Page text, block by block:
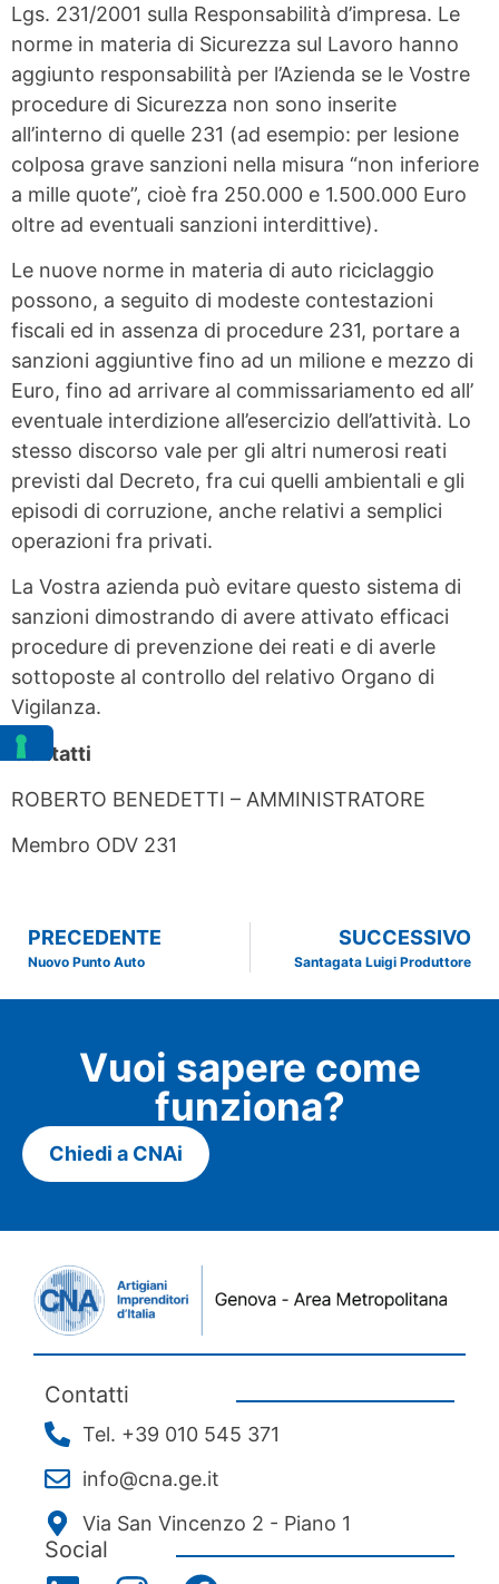
Lgs. 231/2001 sulla Responsabilità d’impresa. Le
norme in materia di Sicurezza sul Lavoro hanno
aggiunto responsabilità per l’Azienda se le Vostre
procedure di Sicurezza non sono inserite
all’interno di quelle 231 (ad esempio: per lesione
colposa grave sanzioni nella misura “non inferiore
a mille quote”, cioè fra 250.000 e 1.500.000 Euro
oltre ad eventuali sanzioni interdittive).
Le nuove norme in materia di auto riciclaggio
possono, a seguito di modeste contestazioni
fiscali ed in assenza di procedure 231, portare a
sanzioni aggiuntive fino ad un milione e mezzo di
Euro, fino ad arrivare al commissariamento ed all’
eventuale interdizione all’esercizio dell’attività. Lo
stesso discorso vale per gli altri numerosi reati
previsti dal Decreto, fra cui quelli ambientali e gli
episodi di corruzione, anche relativi a semplici
operazioni fra privati.
La Vostra azienda può evitare questo sistema di
sanzioni dimostrando di avere attivato efficaci
procedure di prevenzione dei reati e di averle
sottoposte al controllo del relativo Organo di
Vigilanza.
Contatti
ROBERTO BENEDETTI – AMMINISTRATORE
Membro ODV 231
PRECEDENTE
Nuovo Punto Auto
SUCCESSIVO
Santagata Luigi Produttore
Vuoi sapere come
funziona?
Chiedi a CNAi
Contatti
Tel. +39 010 545 371
info@cna.ge.it
Via San Vincenzo 2 - Piano 1
Social